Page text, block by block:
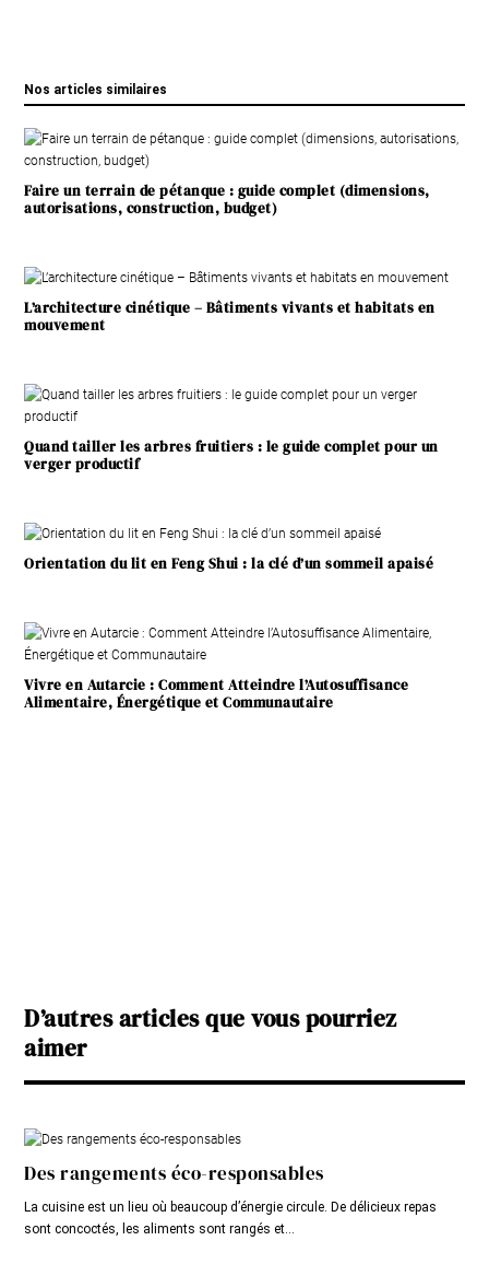
Nos articles similaires
Faire un terrain de pétanque : guide complet (dimensions,
autorisations, construction, budget)
L’architecture cinétique – Bâtiments vivants et habitats en
mouvement
Quand tailler les arbres fruitiers : le guide complet pour un
verger productif
Orientation du lit en Feng Shui : la clé d’un sommeil apaisé
Vivre en Autarcie : Comment Atteindre l’Autosuffisance
Alimentaire, Énergétique et Communautaire
D’autres articles que vous pourriez
aimer
Des rangements éco-responsables
La cuisine est un lieu où beaucoup d’énergie circule. De délicieux repas
sont concoctés, les aliments sont rangés et...